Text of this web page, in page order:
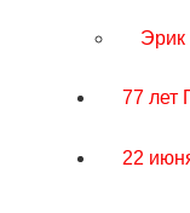
Эрик
77 лет
22